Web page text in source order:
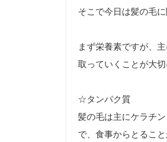
そこで今日は髪の毛
まず栄養素ですが、
取っていくことが大切
☆タンパク質
髪の毛は主にケラチ
で、食事からとるこ